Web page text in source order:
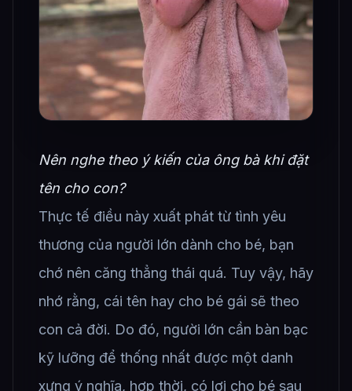
Nên nghe theo ý kiến của ông bà khi đặt
tên cho con?
Thực tế điều này xuất phát từ tình yêu
thương của người lớn dành cho bé, bạn
chớ nên căng thẳng thái quá. Tuy vậy, hãy
nhớ rằng, cái tên hay cho bé gái sẽ theo
con cả đời. Do đó, người lớn cần bàn bạc
kỹ lưỡng để thống nhất được một danh
xưng ý nghĩa, hợp thời, có lợi cho bé sau